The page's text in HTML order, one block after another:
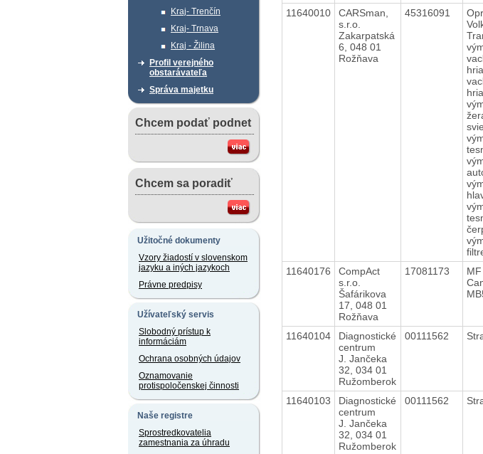
Kraj- Trenčín
Kraj- Trnava
Kraj - Žilina
Profil verejného
obstarávateľa
Správa majetku
Chcem podať podnet
Chcem sa poradiť
Užitočné dokumenty
Vzory žiadostí v slovenskom
jazyku a iných jazykoch
Právne predpisy
Užívateľský servis
Slobodný prístup k
informáciám
Ochrana osobných údajov
Oznamovanie
protispoločenskej činnosti
Naše registre
Sprostredkovatelia
zamestnania za úhradu
11640010
CARSman,
s.r.o.
Zakarpatská
6, 048 01
Rožňava
45316091
11640176
CompAct
s.r.o.
Šafárikova
17, 048 01
Rožňava
17081173
11640104
Diagnostické
centrum
J. Jančeka
32, 034 01
Ružomberok
00111562
11640103
Diagnostické
centrum
J. Jančeka
32, 034 01
Ružomberok
00111562